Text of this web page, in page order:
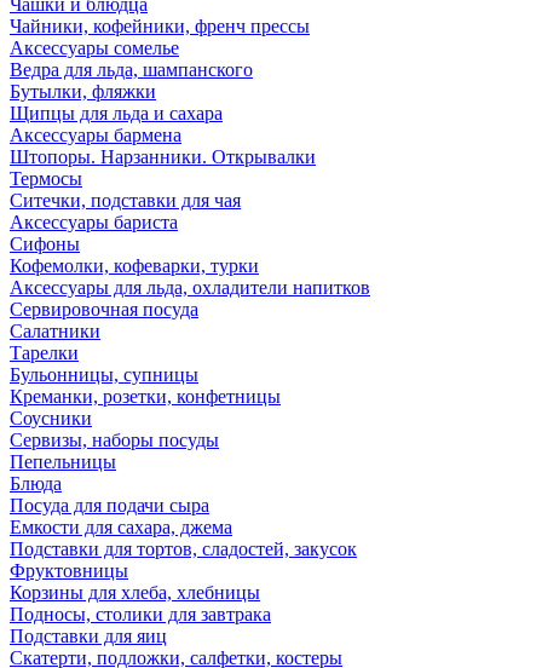
Чашки и блюдца
Чайники, кофейники, френч прессы
Аксессуары сомелье
Ведра для льда, шампанского
Бутылки, фляжки
Щипцы для льда и сахара
Аксессуары бармена
Штопоры. Нарзанники. Открывалки
Термосы
Ситечки, подставки для чая
Аксессуары бариста
Сифоны
Кофемолки, кофеварки, турки
Аксессуары для льда, охладители напитков
Сервировочная посуда
Салатники
Тарелки
Бульонницы, супницы
Креманки, розетки, конфетницы
Соусники
Сервизы, наборы посуды
Пепельницы
Блюда
Посуда для подачи сыра
Емкости для сахара, джема
Подставки для тортов, сладостей, закусок
Фруктовницы
Корзины для хлеба, хлебницы
Подносы, столики для завтрака
Подставки для яиц
Скатерти, подложки, салфетки, костеры